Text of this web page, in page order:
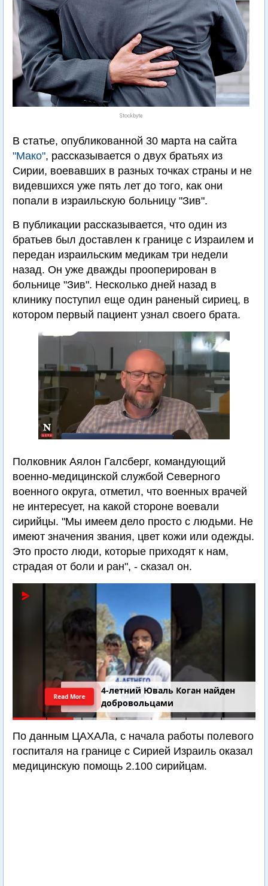
Stockbyte
В статье, опубликованной 30 марта на сайта
"Мако", рассказывается о двух братьях из
Сирии, воевавших в разных точках страны и не
видевшихся уже пять лет до того, как они
попали в израильскую больницу "Зив".
В публикации рассказывается, что один из
братьев был доставлен к границе с Израилем и
передан израильским медикам три недели
назад. Он уже дважды прооперирован в
больнице "Зив". Несколько дней назад в
клинику поступил еще один раненый сириец, в
котором первый пациент узнал своего брата.
Полковник Аялон Галсберг, командующий
военно-медицинской службой Северного
военного округа, отметил, что военных врачей
не интересует, на какой стороне воевали
сирийцы. "Мы имеем дело просто с людьми. Не
имеют значения звания, цвет кожи или одежды.
Это просто люди, которые приходят к нам,
страдая от боли и ран", - сказал он.
4-летний Юваль Коган найден
добровольцами
Read More
По данным ЦАХАЛа, с начала работы полевого
госпиталя на границе с Сирией Израиль оказал
медицинскую помощь 2.100 сирийцам.